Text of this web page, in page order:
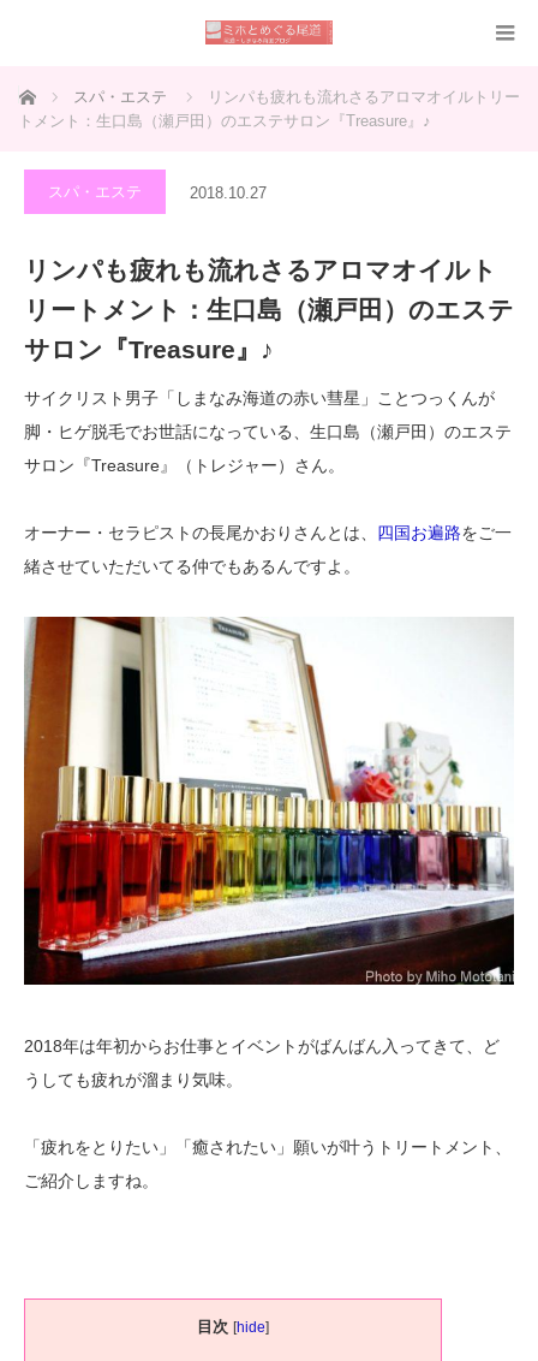
ホーム スパ・エステ
リンパも疲れも流れさるアロマオイルトリー
トメント：生口島（瀬戸田）のエステサロン『Treasure』♪
スパ・エステ 2018.10.27
リンパも疲れも流れさるアロマオイルト
リートメント：生口島（瀬戸田）のエステ
サロン『Treasure』♪
サイクリスト男子「しまなみ海道の赤い彗星」ことつっくんが
脚・ヒゲ脱毛でお世話になっている、生口島（瀬戸田）のエステ
サロン『Treasure』（トレジャー）さん。
オーナー・セラピストの長尾かおりさんとは、 四国お遍路をご一
緒させていただいてる仲でもあるんですよ。
2018年は年初からお仕事とイベントがばんばん入ってきて、ど
うしても疲れが溜まり気味。
「疲れをとりたい」「癒されたい」願いが叶うトリートメント、
ご紹介しますね。
目次 [hide]